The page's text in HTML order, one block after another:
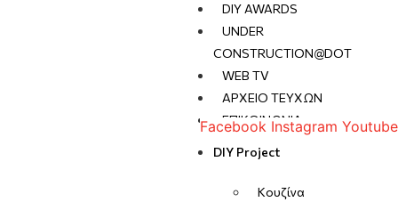
DIY AWARDS
UNDER
CONSTRUCTION@DOT
WEB TV
ΑΡΧΕΊΟ ΤΕΥΧΏΝ
ΕΠΙΚΟΙΝΩΝΊΑ
Facebook Instagram Youtube
DIY Project
Κουζίνα